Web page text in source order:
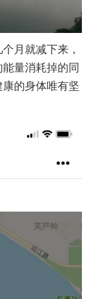
月就减下来，
量消耗掉的同
的身体唯有坚